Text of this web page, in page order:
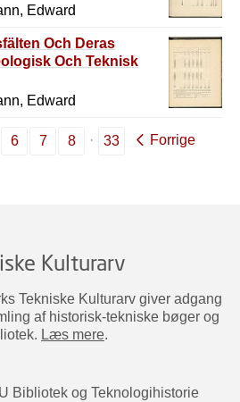
Edward
Och Deras
Och Teknisk
Edward
6 7 8 33
Forrige
Kulturarv
Tekniske Kulturarv giver adgang
af historisk-tekniske bøger og
Læs mere.
Bibliotek og Teknologihistorie